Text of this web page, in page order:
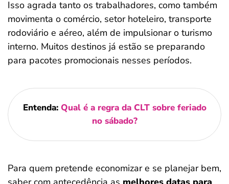
Isso agrada tanto os trabalhadores, como também
movimenta o comércio, setor hoteleiro, transporte
rodoviário e aéreo, além de impulsionar o turismo
interno. Muitos destinos já estão se preparando
para pacotes promocionais nesses períodos.
Entenda: Qual é a regra da CLT sobre feriado
no sábado?
Para quem pretende economizar e se planejar bem,